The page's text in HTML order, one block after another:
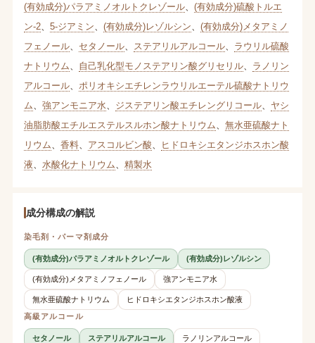
(有効成分)パラアミノオルトクレゾール、 (有効成分)硫酸トルエ
ン-2、 5-ジアミン (有効成分)レゾルシン
(有効成分)メタアミノ
フェノール、 セタノール、 ステアリルアルコール、 ラウリル硫酸
ナトリウム
自己乳化型モノステアリン酸グリセリル、 ラノリン
アルコール、 ポリオキシエチレンラウリルエーテル硫酸ナトリウ
ム
強アンモニア水 ジステアリン酸エチレングリコール、 ヤシ
油脂肪酸エチルエステルスルホン酸ナトリウム
無水亜硫酸ナト
リウム
香料、 アスコルビン酸
ヒドロキシエタンジホスホン酸
液
水酸化ナトリウム 精製水
成分構成の解説
染毛剤・パーマ剤成分
(有効成分)パラアミノオルトクレゾール (有効成分)レゾルシン
(有効成分)メタアミノフェノール 強アンモニア水
無水亜硫酸ナトリウム
ヒドロキシエタンジホスホン酸液
高級アルコール
セタノール ステアリルアルコール
ラノリンアルコール